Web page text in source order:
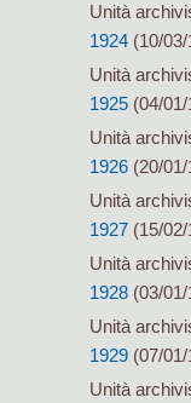
Unità
1924 (10/
Unità
1925 (04/
Unità
1926 (20/
Unità
1927 (15/
Unità
1928 (03/
Unità
1929 (07/
Unità